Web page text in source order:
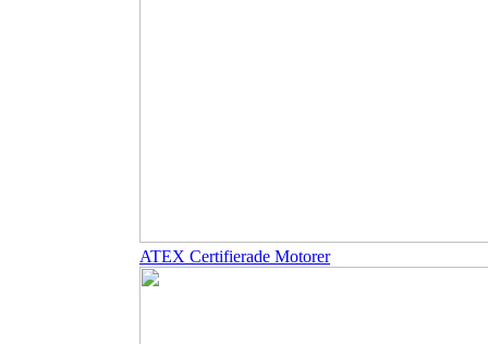
ATEX Certifierade Motorer